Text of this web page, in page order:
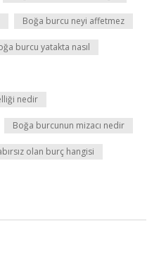
Boğa burcu neyi affetmez
burcu yatakta nasıl
nedir
Boğa burcunun mizacı nedir
olan burç hangisi